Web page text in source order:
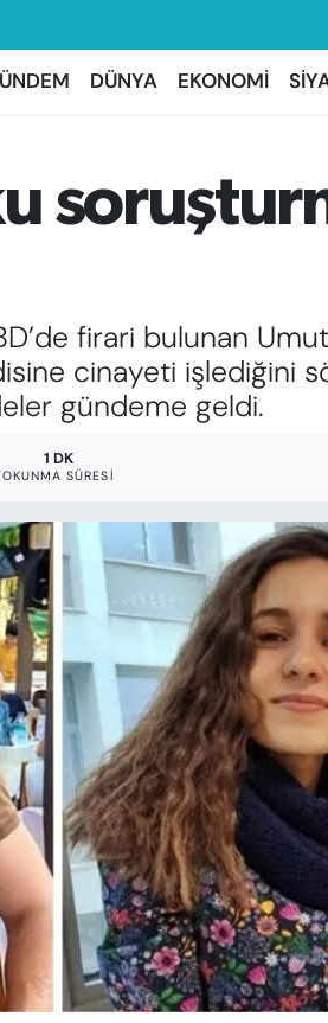
DÜNYA EKONOMİ
firari bulunan
cinayeti işlediğini
gündeme geldi.
1 DK
OKUNMA SÜRESI